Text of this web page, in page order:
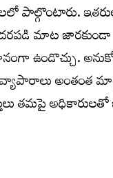
పాల్గొంటారు.
మాట
ఉండొచ్చు.
వ్యాపారాలు అంతంత
తమపై అధికారులతో